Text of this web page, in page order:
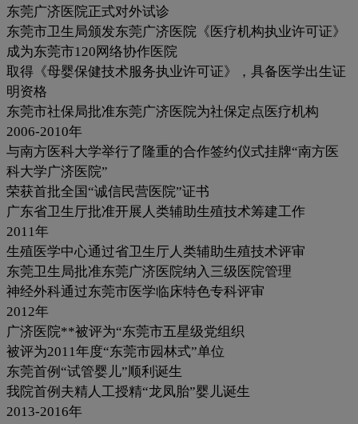
东莞广济医院正式对外试诊
东莞市卫生局颁发东莞广济医院《医疗机构执业许可证》
成为东莞市120网络协作医院
取得《母婴保健技术服务执业许可证》，具备医学出生证
明资格
东莞市社保局批准东莞广济医院为社保定点医疗机构
2006-2010年
与南方医科大学举行了隆重的合作签约仪式挂牌“南方医
科大学广济医院”
荣获首批全国“诚信民营医院”证书
广东省卫生厅批准开展人类辅助生殖技术筹建工作
2011年
生殖医学中心通过省卫生厅人类辅助生殖技术评审
东莞卫生局批准东莞广济医院纳入三级医院管理
神经外科通过东莞市医学临床特色专科评审
2012年
广济医院**被评为“东莞市五星级党组织
被评为2011年度“东莞市园林式”单位
东莞首例“试管婴儿”顺利诞生
我院首例夫精人工授精“龙凤胎”婴儿诞生
2013-2016年